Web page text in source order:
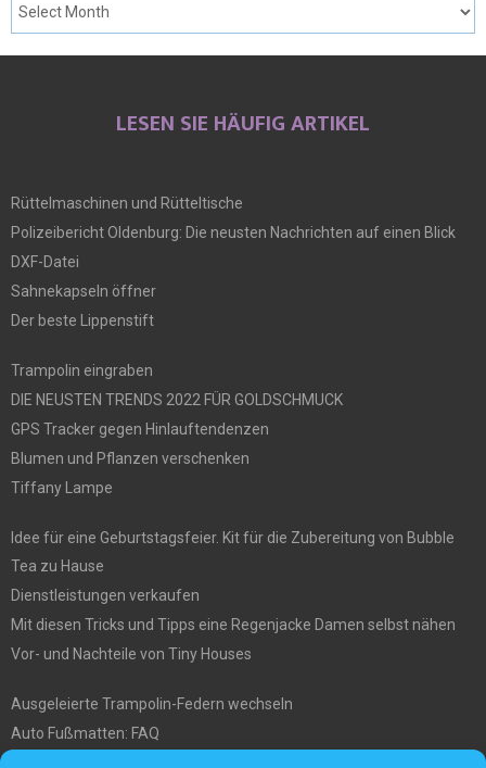
LESEN SIE HÄUFIG ARTIKEL
Rüttelmaschinen und Rütteltische
Polizeibericht Oldenburg: Die neusten Nachrichten auf einen Blick
DXF-Datei
Sahnekapseln öffner
Der beste Lippenstift
Trampolin eingraben
DIE NEUSTEN TRENDS 2022 FÜR GOLDSCHMUCK
GPS Tracker gegen Hinlauftendenzen
Blumen und Pflanzen verschenken
Tiffany Lampe
Idee für eine Geburtstagsfeier. Kit für die Zubereitung von Bubble
Tea zu Hause
Dienstleistungen verkaufen
Mit diesen Tricks und Tipps eine Regenjacke Damen selbst nähen
Vor- und Nachteile von Tiny Houses
Ausgeleierte Trampolin-Federn wechseln
Auto Fußmatten: FAQ